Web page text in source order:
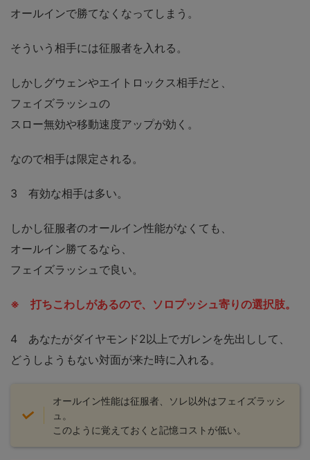
オールインで勝てなくなってしまう。
そういう相手には征服者を入れる。
しかしグウェンやエイトロックス相手だと、
フェイズラッシュの
スロー無効や移動速度アップが効く。
なので相手は限定される。
3 有効な相手は多い。
しかし征服者のオールイン性能がなくても、
オールイン勝てるなら、
フェイズラッシュで良い。
※ 打ちこわしがあるので、ソロプッシュ寄りの選択肢。
4 あなたがダイヤモンド2以上でガレンを先出しして、
どうしようもない対面が来た時に入れる。
オールイン性能は征服者、ソレ以外はフェイズラッシ
ュ。
このように覚えておくと記憶コストが低い。